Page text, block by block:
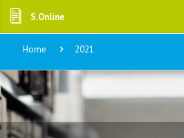
S.Online
Home 2021